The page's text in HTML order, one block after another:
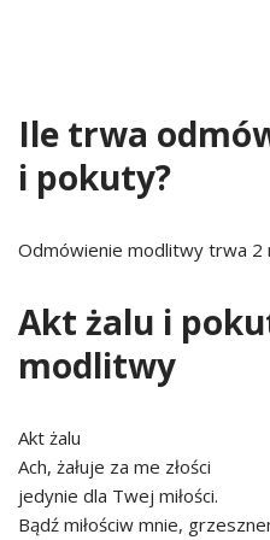
Ile trwa
i pokuty?
Odmówienie modlitwy trwa 2
Akt żalu i
modlitwy
Akt żalu
Ach, żałuje za me złości
jedynie dla Twej miłości.
Bądź miłościw mnie,